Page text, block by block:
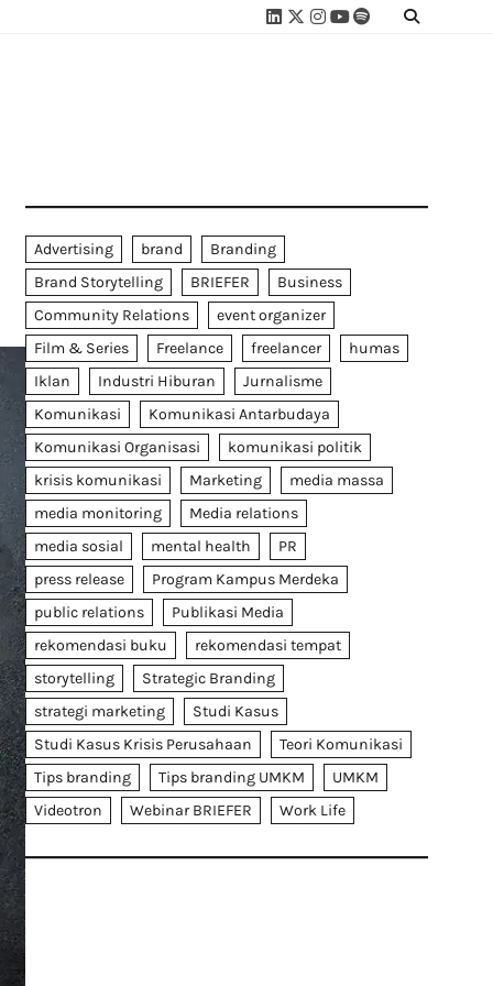
Linkedin
Twitter
Instagram
Youtube
SpotifyLinktree
Advertising brand
Branding
Brand Storytelling
BRIEFER
Business
Community Relations
event organizer
Film & Series
Freelance freelancer
humas
Iklan
Industri Hiburan
Jurnalisme
Komunikasi
Komunikasi Antarbudaya
Komunikasi Organisasi
komunikasi politik
krisis komunikasi
Marketing
media massa
media monitoring
Media relations
media sosial
mental health
PR
press release
Program Kampus Merdeka
public relations
Publikasi Media
rekomendasi buku
rekomendasi tempat
storytelling
Strategic Branding
strategi marketing
Studi Kasus
Studi Kasus Krisis Perusahaan
Teori Komunikasi
Tips branding
Tips branding UMKM
UMKM
Videotron
Webinar BRIEFER Work Life